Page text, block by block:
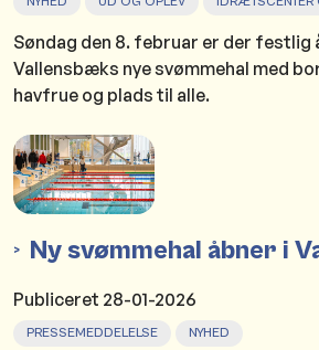
Søndag den 8. februar er der festlig
Vallensbæks nye svømmehal med
havfrue og plads til alle.
Ny svømmehal åbner i
Publiceret 28-01-2026
PRESSEMEDDELELSE NYHED